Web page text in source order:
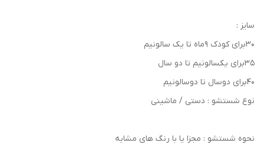
سایز :
۳۰برای کودک ۹ماه تا یک سالونیم
۳۵برای یکسالونیم تا دو سال
۴۰برای دوسال تا دوسالونیم
نوع شستشو : دستی / ماشینی
نحوه شستشو : مجزا یا با رنگ های مشابه